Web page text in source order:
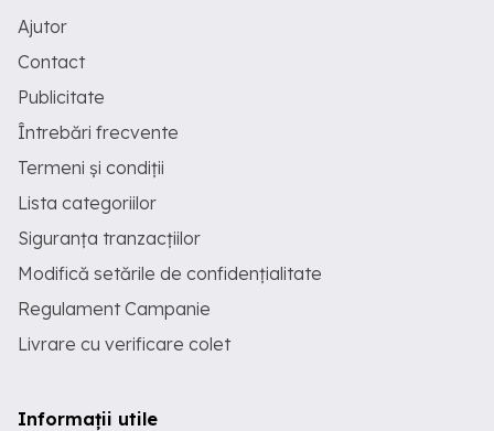
Ajutor
Contact
Publicitate
Întrebări frecvente
Termeni și condiții
Lista categoriilor
Siguranța tranzacțiilor
Modifică setările de confidențialitate
Regulament Campanie
Livrare cu verificare colet
Informații utile